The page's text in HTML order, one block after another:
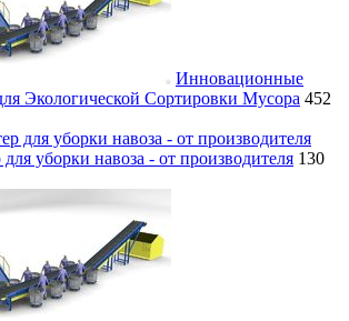
Инновационные
Экологической Сортировки Мусора 452
уборки навоза - от производителя 130